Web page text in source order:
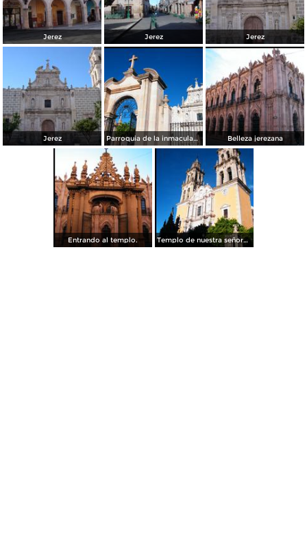
Jerez Jerez Jerez
Jerez Parroquia de la inmaculada Belleza jerezana
Entrando al templo. Templo de nuestra señora de la Soledad